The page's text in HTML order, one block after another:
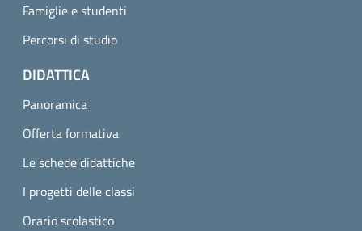
Famiglie e studenti
Percorsi di studio
DIDATTICA
Panoramica
Offerta formativa
Le schede didattiche
I progetti delle classi
Orario scolastico